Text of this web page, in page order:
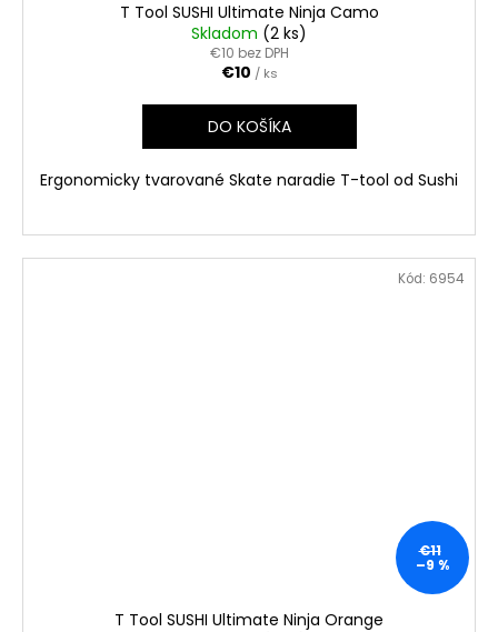
T Tool SUSHI Ultimate Ninja Camo
Skladom (2 ks)
€10 bez DPH
€10 / ks
DO KOŠÍKA
Ergonomicky tvarované Skate naradie T-tool od Sushi
€11
–9 %
T Tool SUSHI Ultimate Ninja Orange
Kód: 6954